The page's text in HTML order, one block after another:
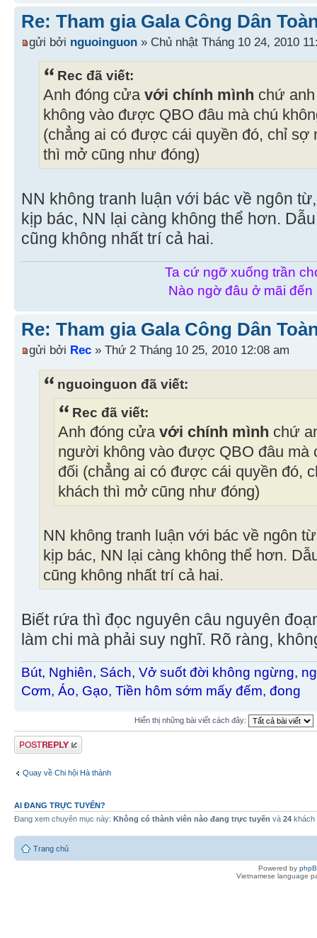
Re: Tham gia Gala Công Dân
gửi bởi nguoinguon » Chủ nhật Tháng 10 24, 2010
Rec đã viết:
Anh đóng cửa với chính mình chứ
không vào được QBO đâu mà chú
(chẳng ai có được cái quyền đó, chỉ sợ
thì mở cũng như đóng)
NN không tranh luận với bác về ngôn
kịp bác, NN lại càng không thể hơn.
cũng không nhất trí cả hai.
Ta cứ ngỡ xuống trần
Nào ngờ đâu ở mãi đến
Re: Tham gia Gala Công Dân
gửi bởi Rec » Thứ 2 Tháng 10 25, 2010 12:08 am
nguoinguon đã viết:
Rec đã viết:
Anh đóng cửa với chính mình chứ
người không vào được QBO đâu mà
đối (chẳng ai có được cái quyền đó,
khách thì mở cũng như đóng)
NN không tranh luận với bác về ngôn
kịp bác, NN lại càng không thể hơn.
cũng không nhất trí cả hai.
Biết rứa thì đọc nguyên câu nguyên
làm chi mà phải suy nghĩ. Rõ ràng,
Bút, Nghiên, Sách, Vở suốt đời không ngừng,
Cơm, Áo, Gạo, Tiền hôm sớm mấy đếm, đong
Hiển thị những bài viết cách đây:
Gửi bài trả lời
Quay về Chi hội Hà thành
AI ĐANG TRỰC TUYẾN?
Đang xem chuyên mục này: Không có thành viên nào đang trực tuyến và 24 khách
Trang chủ
Powered by
Vietnamese language